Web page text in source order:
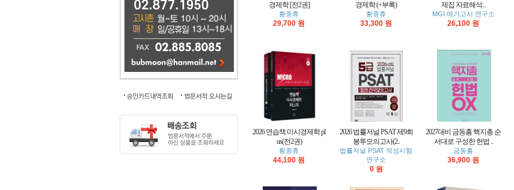
경제학 [전2권]
황종휴
29,700 원
경제학 (+부록)
황종휴
33,300 원
제집 자료해석:..
MGI 메가고시 연구소
26,100 원
2026 연습책 미시경제학 pl
us(전2권)
황종휴
44,100 원
2026 법률저널 PSAT 제9회
봉투모의고사(2..
법률저널 PSAT 적성시험
연구소
0 원
2027대비 금동흠 핵지총 순
서대로 구성한 헌법 ..
금동흠
36,900 원